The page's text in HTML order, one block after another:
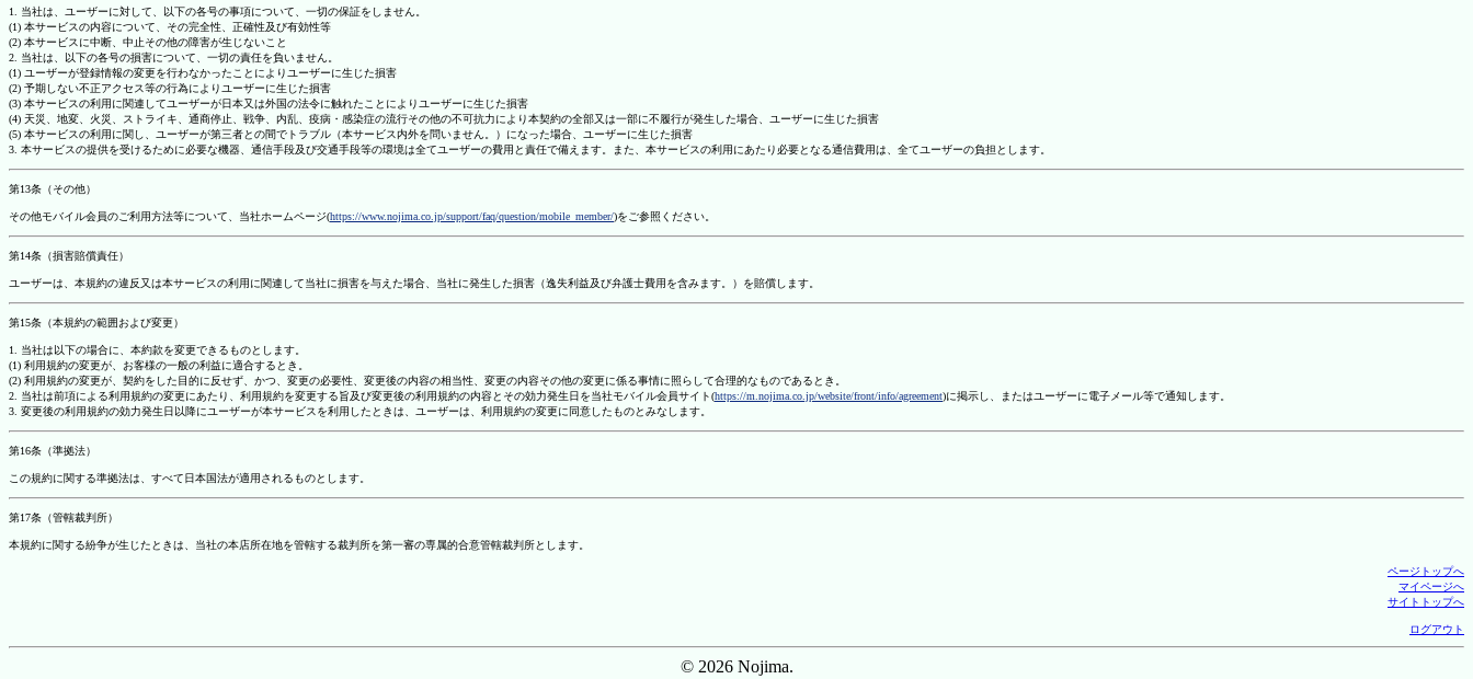
1. 当社は、ユーザーに対して、以下の各号の事項について、一切の保証をしません。
(1) 本サービスの内容について、その完全性、正確性及び有効性等
(2) 本サービスに中断、中止その他の障害が生じないこと
2. 当社は、以下の各号の損害について、一切の責任を負いません。
(1) ユーザーが登録情報の変更を行わなかったことによりユーザーに生じた損害
(2) 予期しない不正アクセス等の行為によりユーザーに生じた損害
(3) 本サービスの利用に関連してユーザーが日本又は外国の法令に触れたことによりユーザーに生じた損害
(4) 天災、地変、火災、ストライキ、通商停止、戦争、内乱、疫病・感染症の流行その他の不可抗力により本契約の全部又は一部に不履行が発生した場合、ユーザーに生じた損害
(5) 本サービスの利用に関し、ユーザーが第三者との間でトラブル（本サービス内外を問いません。）になった場合、ユーザーに生じた損害
3. 本サービスの提供を受けるために必要な機器、通信手段及び交通手段等の環境は全てユーザーの費用と責任で備えます。また、本サービスの利用にあたり必要となる通信費用は、全てユーザーの負担とします。
第13条（その他）
その他モバイル会員のご利用方法等について、当社ホームページ(https://www.nojima.co.jp/support/faq/question/mobile_member/)をご参照ください。
第14条（損害賠償責任）
ユーザーは、本規約の違反又は本サービスの利用に関連して当社に損害を与えた場合、当社に発生した損害（逸失利益及び弁護士費用を含みます。）を賠償します。
第15条（本規約の範囲および変更）
1. 当社は以下の場合に、本約款を変更できるものとします。
(1) 利用規約の変更が、お客様の一般の利益に適合するとき。
(2) 利用規約の変更が、契約をした目的に反せず、かつ、変更の必要性、変更後の内容の相当性、変更の内容その他の変更に係る事情に照らして合理的なものであるとき。
2. 当社は前項による利用規約の変更にあたり、利用規約を変更する旨及び変更後の利用規約の内容とその効力発生日を当社モバイル会員サイト(https://m.nojima.co.jp/website/front/info/agreement)に掲示し、またはユーザーに電子メール等で通知します。
3. 変更後の利用規約の効力発生日以降にユーザーが本サービスを利用したときは、ユーザーは、利用規約の変更に同意したものとみなします。
第16条（準拠法）
この規約に関する準拠法は、すべて日本国法が適用されるものとします。
第17条（管轄裁判所）
本規約に関する紛争が生じたときは、当社の本店所在地を管轄する裁判所を第一審の専属的合意管轄裁判所とします。
ページトップへ
マイページへ
サイトトップへ
ログアウト
© 2026 Nojima.